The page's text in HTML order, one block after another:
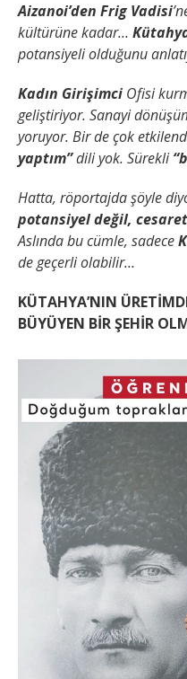
Aizanoi’den Frig Vadisi
kültürüne kadar…
potansiyeli olduğunu
Kadın Girişimci Ofisi
geliştiriyor. Sanayi
yoruyor. Bir de çok
yaptım”dili yok. Sürekli
Hatta, röportajda şöyle
potansiyel değil,
Aslında bu cümle, sadece
de geçerli olabilir…
KÜTAHYA’NIN
BÜYÜYEN BİR ŞEHİR